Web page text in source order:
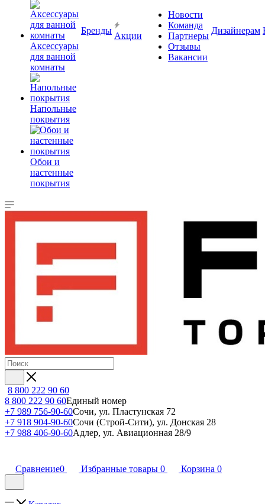
Аксессуары
для ванной
комнаты
Напольные
покрытия
Обои и
настенные
покрытия
Бренды
Акции
Новости
Команда
Партнеры
Отзывы
Вакансии
Дизайнерам
8 800 222 90 60
8 800 222 90 60Единый номер
+7 989 756-90-60Сочи, ул. Пластунская 72
+7 918 904-90-60Сочи (Строй-Сити), ул. Донская 28
+7 988 406-90-60Адлер, ул. Авиационная 28/9
Сравнение0 Избранные товары 0 Корзина 0